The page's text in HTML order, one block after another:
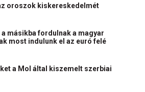
oroszok kiskereskedelmét
másikba fordulnak a magyar
most indulunk el az euró felé
a Mol által kiszemelt szerbiai